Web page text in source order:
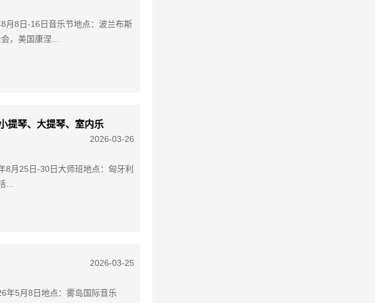
月8日-16日音乐节地点：波兰布斯
，美国康涅...
提琴、大提琴、室内乐
2026-03-26
8月25日-30日大师班地点：匈牙利
...
2026-03-25
年5月8日地点：雾岛国际音乐